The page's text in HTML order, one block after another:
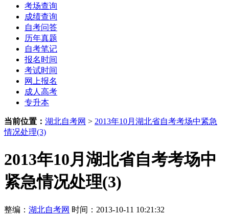
考场查询
成绩查询
自考问答
历年真题
自考笔记
报名时间
考试时间
网上报名
成人高考
专升本
当前位置： 湖北自考网 > 2013年10月湖北省自考考场中紧急
情况处理(3)
2013年10月湖北省自考考场中
紧急情况处理(3)
整编： 湖北自考网 时间：2013-10-11 10:21:32